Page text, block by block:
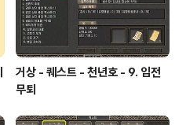
거상 - 퀘스트 - 천년호 - 9. 임전
무퇴